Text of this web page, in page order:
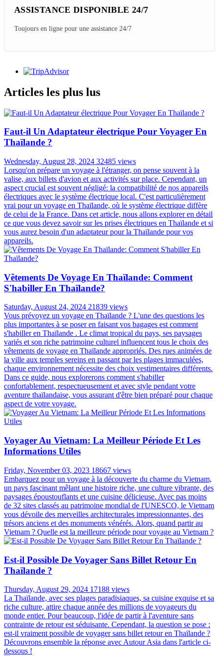
ASSISTANCE DISPONIBLE 24/7
Toujours en ligne pour une assistance 24/7
Articles les plus lus
Faut-il Un Adaptateur électrique Pour Voyager En
Thaïlande ?
Wednesday, August 28, 2024 32485 views
Lorsqu'on prépare un voyage à l'étranger, on pense souvent à la
valise, aux billets d'avion et aux activités sur place. Cependant, un
aspect crucial est souvent négligé: la compatibilité de nos appareils
électriques avec le système électrique local. C'est particulièrement
vrai pour un voyage en Thaïlande, où le système électrique diffère
de celui de la France. Dans cet article, nous allons explorer en détail
ce que vous devez savoir sur les prises électriques en Thaïlande et si
vous aurez besoin d'un adaptateur pour la Thaïlande pour vos
appareils.
Vêtements De Voyage En Thaïlande: Comment
S'habiller En Thaïlande?
Saturday, August 24, 2024 21839 views
Vous prévoyez un voyage en Thaïlande ? L'une des questions les
plus importantes à se poser en faisant vos bagages est comment
s'habiller en Thaïlande . Le climat tropical du pays, ses paysages
variés et son riche patrimoine culturel influencent tous le choix des
vêtements de voyage en Thaïlande appropriés. Des rues animées de
la ville aux temples sereins en passant par les plages immaculées,
chaque environnement nécessite des choix vestimentaires différents.
Dans ce guide, nous explorerons comment s'habiller
confortablement, respectueusement et avec style pendant votre
aventure thaïlandaise, vous assurant d'être bien préparé pour chaque
aspect de votre voyage.
Voyager Au Vietnam: La Meilleur Période Et Les
Informations Utiles
Friday, November 03, 2023 18667 views
Embarquez pour un voyage à la découverte du charme du Vietnam,
un pays fascinant mêlant une histoire riche, une culture vibrante, des
paysages époustouflants et une cuisine délicieuse. Avec pas moins
de 32 sites classés au patrimoine mondial de l'UNESCO, le Vietnam
vous dévoile des merveilles architecturales impressionnantes, des
trésors anciens et des monuments vénérés. Alors, quand partir au
Vietnam ? Quelle est la meilleure période pour voyage au Vietnam ?
Est-il Possible De Voyager Sans Billet Retour En
Thaïlande ?
Thursday, August 29, 2024 17188 views
La Thaïlande, avec ses plages paradisiaques, sa cuisine exquise et sa
riche culture, attire chaque année des millions de voyageurs du
monde entier. Pour beaucoup, l'idée de partir à l'aventure sans
contrainte de retour est séduisante. Cependant, la question se pose :
est-il vraiment possible de voyager sans billet retour en Thaïlande ?
Découvrons ensemble la réponse avec Autour Asia dans l'article ci-
dessous !